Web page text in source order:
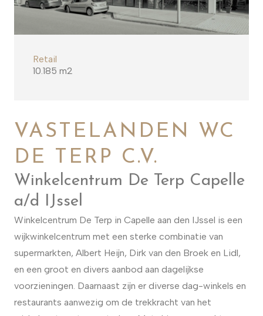
Retail
10.185 m2
VASTELANDEN WC
DE TERP C.V.
Winkelcentrum De Terp Capelle
a/d IJssel
Winkelcentrum De Terp in Capelle aan den IJssel is een
wijkwinkelcentrum met een sterke combinatie van
supermarkten, Albert Heijn, Dirk van den Broek en Lidl,
en een groot en divers aanbod aan dagelijkse
voorzieningen. Daarnaast zijn er diverse dag-winkels en
restaurants aanwezig om de trekkracht van het